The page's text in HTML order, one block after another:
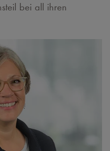
bei all ihren